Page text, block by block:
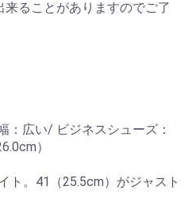
ることがありますのでご了
：広い/ ビジネスシューズ：
）
ト。41（25.5cm）がジャスト